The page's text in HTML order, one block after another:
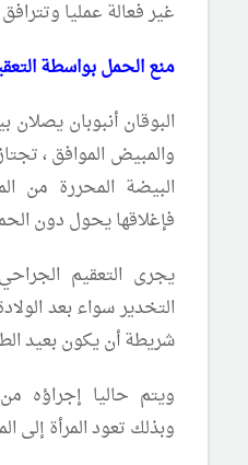
غير فعالة عمليا
منع الحمل بواسطة
البوقان أنبوبان
والمبيض الموافق ،
البيضة المحررة من
فإغلاقها يحول دون
يجرى التعقيم
التخدير سواء بعد
شريطة أن يكون بعيد
ويتم حاليا إجراؤه
وبذلك تعود المرأة إلى